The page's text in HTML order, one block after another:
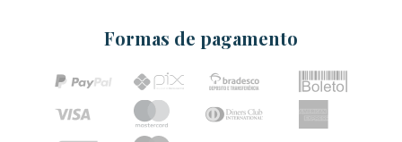
Formas de pagamento